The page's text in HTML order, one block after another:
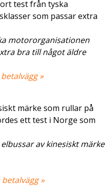
test från tyska
som passar extra
motororganisationen
bra till något äldre
»
märke som rullar på
ett test i Norge som
av kinesiskt märke
»